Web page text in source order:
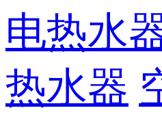
电热水
热水器